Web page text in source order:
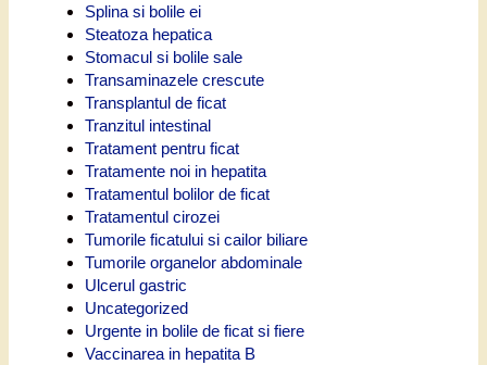
Splina si bolile ei
Steatoza hepatica
Stomacul si bolile sale
Transaminazele crescute
Transplantul de ficat
Tranzitul intestinal
Tratament pentru ficat
Tratamente noi in hepatita
Tratamentul bolilor de ficat
Tratamentul cirozei
Tumorile ficatului si cailor biliare
Tumorile organelor abdominale
Ulcerul gastric
Uncategorized
Urgente in bolile de ficat si fiere
Vaccinarea in hepatita B